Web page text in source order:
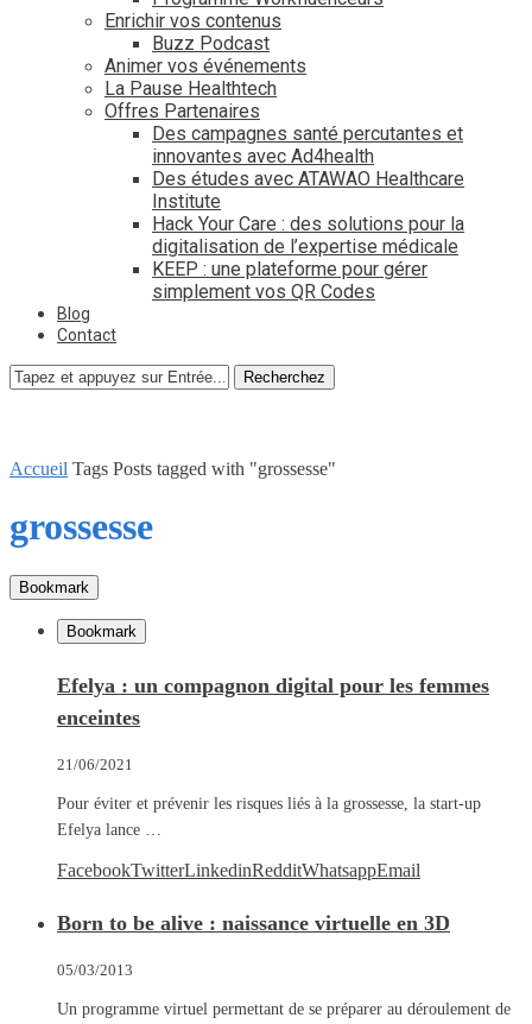
Enrichir vos contenus
Buzz Podcast
Animer vos événements
La Pause Healthtech
Offres Partenaires
Des campagnes santé percutantes et
innovantes avec Ad4health
Des études avec ATAWAO Healthcare
Institute
Hack Your Care : des solutions pour la
digitalisation de l’expertise médicale
KEEP : une plateforme pour gérer
simplement vos QR Codes
Blog
Contact
Recherchez
Accueil Tags Posts tagged with "grossesse"
grossesse
Bookmark
Bookmark
Efelya : un compagnon digital pour les femmes
enceintes
21/06/2021
Pour éviter et prévenir les risques liés à la grossesse, la start-up
Efelya lance …
FacebookTwitterLinkedinRedditWhatsappEmail
Born to be alive : naissance virtuelle en 3D
05/03/2013
Un programme virtuel permettant de se préparer au déroulement de